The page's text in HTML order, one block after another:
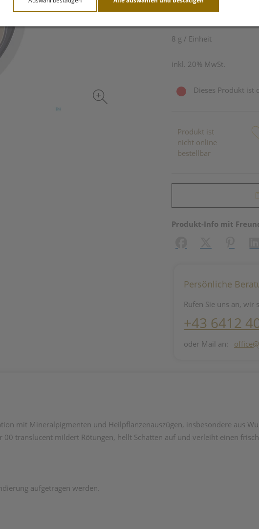
8 g / Einheit
inkl. 20% MwSt.
Dieses Produkt ist
Produkt ist
nicht online
bestellbar
Produkt-Info mit
Persönliche
Rufen Sie uns an, wir
+43 6412
oder Mail an:
mit Mineralpigmenten und Heilpflanzenauszügen, insbesondere aus
translucent mildert Rötungen, hellt Schatten auf und verleiht einen
aufgetragen werden.